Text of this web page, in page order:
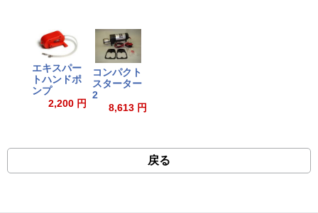
エキスパー
トハンドポ
ンプ
2,200 円
コンパクト
スターター
2
8,613 円
戻る